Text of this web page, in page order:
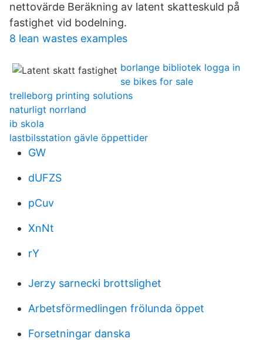
nettovärde Beräkning av latent skatteskuld på
fastighet vid bodelning.
8 lean wastes examples
borlange bibliotek logga in
se bikes for sale
trelleborg printing solutions
naturligt norrland
ib skola
lastbilsstation gävle öppettider
GW
dUFZS
pCuv
XnNt
rY
Jerzy sarnecki brottslighet
Arbetsförmedlingen frölunda öppet
Forsetningar danska